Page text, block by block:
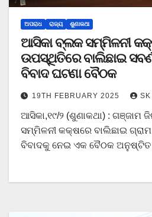
ଅପରାଧ ରାଜ୍ୟ ଶୁଣାକଥା
ଆସିକା ବ୍ଲକ ସମ୍ମିଳନୀ
ଉପସ୍ଥିତିରେ ବାଲିଛାଇ
ବିବାଦ ଘଟଣା ବୈଠକ
19TH FEBRUARY 2025
ଆସିକା,୧୯/୨ (ଶୁଣାକଥା) : ଗଞ୍ଜାମ
ସମ୍ମିଳନୀ କକ୍ଷରେ ବାଲିଛାଇ
ବିବାଦକୁ ନେଇ ଏକ ବୈଠକ